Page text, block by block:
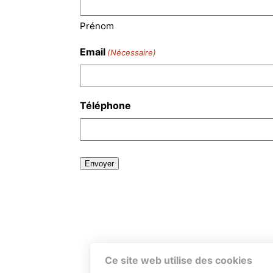
Prénom
Email (Nécessaire)
Téléphone
Ce site web utilise des cookies